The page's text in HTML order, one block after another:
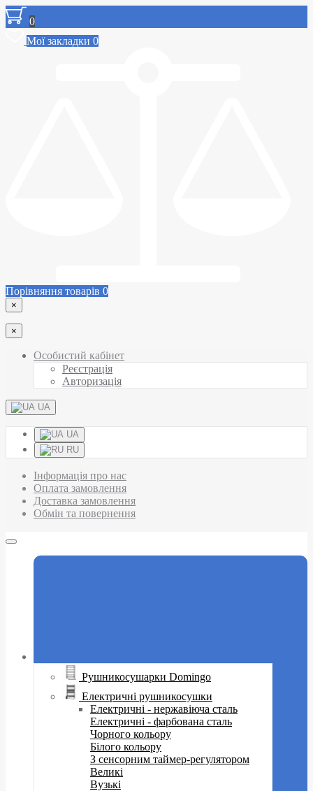
0
Мої закладки 0
Порівняння товарів 0
×
×
Особистий кабінет
Реєстрація
Авторизація
UA
UA
RU
Інформація про нас
Оплата замовлення
Доставка замовлення
Обмін та повернення
Рушникосушарки Domingo
Електричні рушникосушки
Електричні - нержавіюча сталь
Електричні - фарбована сталь
Чорного кольору
Білого кольору
З сенсорним таймер-регулятором
Великі
Вузькі